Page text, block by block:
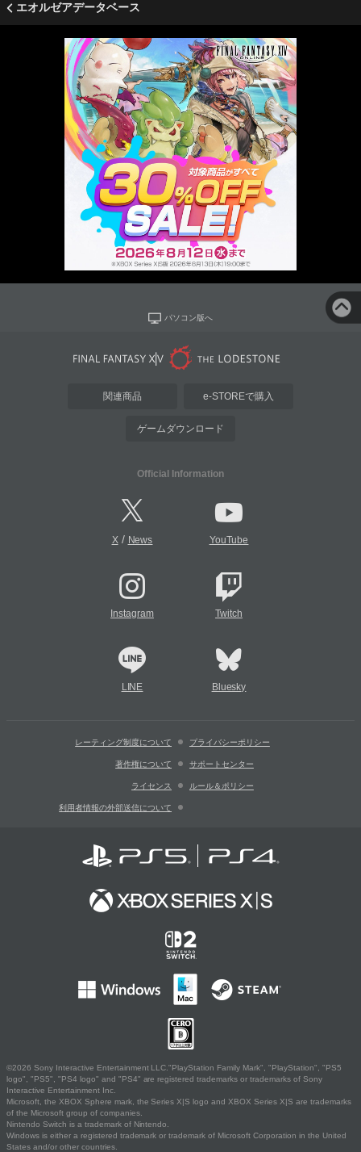
エオルゼアデータベース
パソコン版へ
関連商品 e-STOREで購入
ゲームダウンロード
Official Information
X/ News YouTube
Instagram Twitch
LINE Bluesky
レーティング制度について プライバシーポリシー
著作権について サポートセンター
ライセンス ルール＆ポリシー
利用者情報の外部送信について
©2026 Sony Interactive Entertainment LLC."PlayStation Family Mark", "PlayStation", "PS5
logo", "PS5", "PS4 logo" and "PS4" are registered trademarks or trademarks of Sony
Interactive Entertainment Inc.
Microsoft, the XBOX Sphere mark, the Series X|S logo and XBOX Series X|S are trademarks
of the Microsoft group of companies.
Nintendo Switch is a trademark of Nintendo.
Windows is either a registered trademark or trademark of Microsoft Corporation in the United
States and/or other countries.